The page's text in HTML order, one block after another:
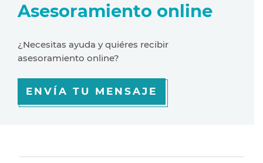
Asesoramiento online
¿Necesitas ayuda y quiéres recibir
asesoramiento online?
ENVÍA TU MENSAJE